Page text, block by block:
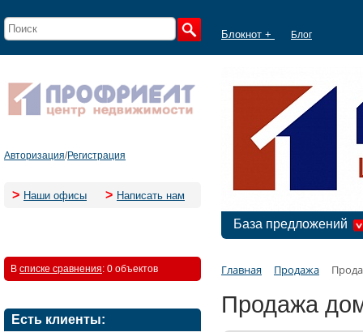
Блокнот + Блог
Авторизация/Регистрация
> Наши офисы > Написать нам
База предложений
В списке сравнения: 0 объектов
Есть клиенты:
Главная Продажа
Продажа